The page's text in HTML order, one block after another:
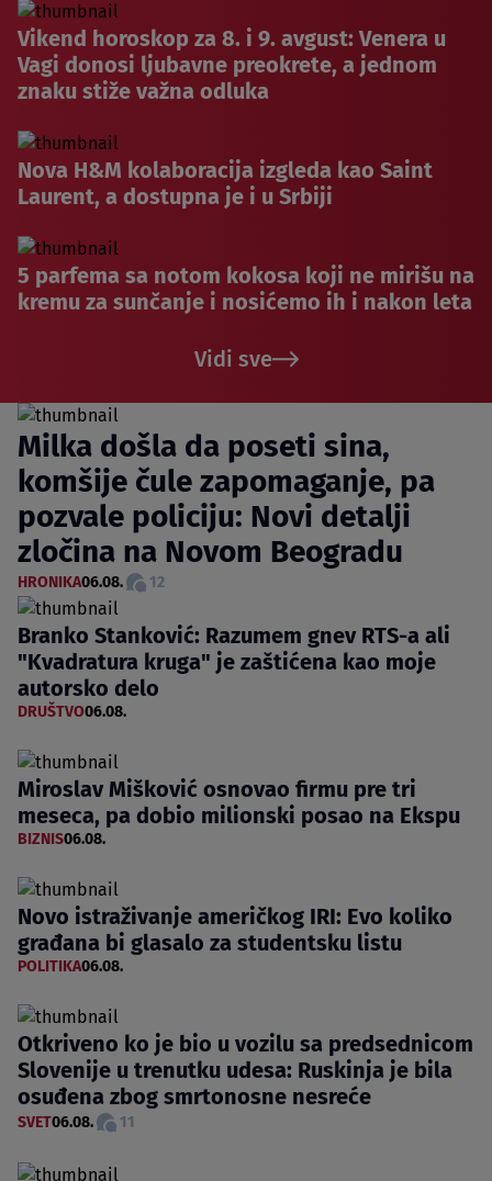
Vikend horoskop za 8. i 9. avgust: Venera u
Vagi donosi ljubavne preokrete, a jednom
znaku stiže važna odluka
Nova H&M kolaboracija izgleda kao Saint
Laurent, a dostupna je i u Srbiji
5 parfema sa notom kokosa koji ne mirišu na
kremu za sunčanje i nosićemo ih i nakon leta
Vidi sve
Milka došla da poseti sina,
komšije čule zapomaganje, pa
pozvale policiju: Novi detalji
zločina na Novom Beogradu
HRONIKA06.08. 12
Branko Stanković: Razumem gnev RTS-a ali
"Kvadratura kruga" je zaštićena kao moje
autorsko delo
DRUŠTVO06.08.
Miroslav Mišković osnovao firmu pre tri
meseca, pa dobio milionski posao na Ekspu
BIZNIS06.08.
Novo istraživanje američkog IRI: Evo koliko
građana bi glasalo za studentsku listu
POLITIKA06.08.
Otkriveno ko je bio u vozilu sa predsednicom
Slovenije u trenutku udesa: Ruskinja je bila
osuđena zbog smrtonosne nesreće
SVET06.08. 11